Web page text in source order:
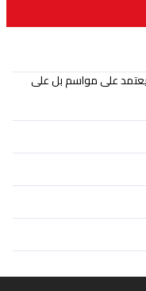
يعتمد على مواسم بل على